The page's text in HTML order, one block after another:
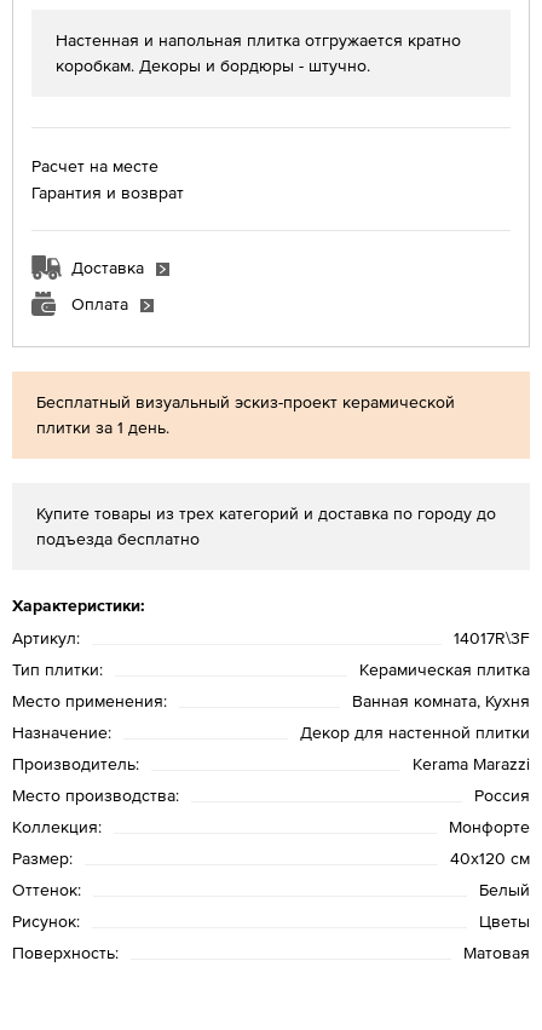
Бесплатный визуальный эскиз-проект керамической
плитки за 1 день.
Купите товары из трех категорий и доставка по городу до
подъезда бесплатно
Характеристики:
Артикул:
14017R\3F
Тип плитки:
Керамическая плитка
Место применения:
Ванная комната, Кухня
Назначение:
Декор для настенной плитки
Производитель:
Kerama Marazzi
Место производства:
Россия
Коллекция:
Монфорте
Размер:
40х120 см
Оттенок:
Белый
Рисунок:
Цветы
Поверхность:
Матовая
Настенная и напольная плитка отгружается кратно
коробкам. Декоры и бордюры - штучно.
Расчет на месте
Гарантия и возврат
Доставка
Оплата